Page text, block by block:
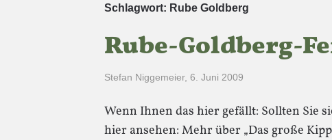
Schlagwort: Rube Goldberg
Rube-Goldberg-
Stefan Niggemeier, 6. Juni 2009
Wenn Ihnen das hier gefällt: Sollten Sie
hier ansehen: Mehr über „Das große